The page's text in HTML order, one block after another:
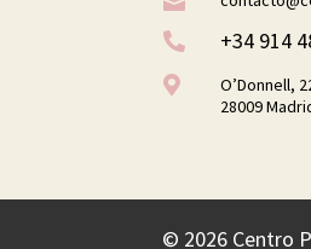

+34 914

O’Donnell,
28009
© 2026 Centro